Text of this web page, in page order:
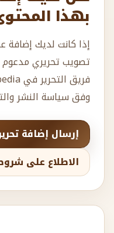
بهذا
إذا كانت لديك إضافة
تصويب تحريري
وفق سياسة النشر
إرسال إضافة
الاطلاع على